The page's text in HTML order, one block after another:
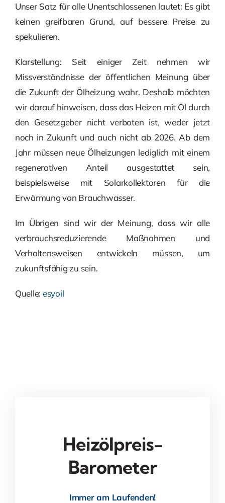
Unser Satz für alle Unentschlossenen lautet: Es gibt
keinen greifbaren Grund, auf bessere Preise zu
spekulieren.
Klarstellung: Seit einiger Zeit nehmen wir
Missverständnisse der öffentlichen Meinung über
die Zukunft der Ölheizung wahr. Deshalb möchten
wir darauf hinweisen, dass das Heizen mit Öl durch
den Gesetzgeber nicht verboten ist, weder jetzt
noch in Zukunft und auch nicht ab 2026. Ab dem
Jahr müssen neue Ölheizungen lediglich mit einem
regenerativen Anteil ausgestattet sein,
beispielsweise mit Solarkollektoren für die
Erwärmung von Brauchwasser.
Im Übrigen sind wir der Meinung, dass wir alle
verbrauchsreduzierende Maßnahmen und
Verhaltensweisen entwickeln müssen, um
zukunftsfähig zu sein.
Quelle: esyoil
Heizölpreis-
Barometer
Immer am Laufenden!